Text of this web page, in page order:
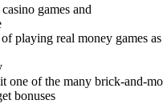
games and
playing real money games
one of the many brick-and-
bonuses